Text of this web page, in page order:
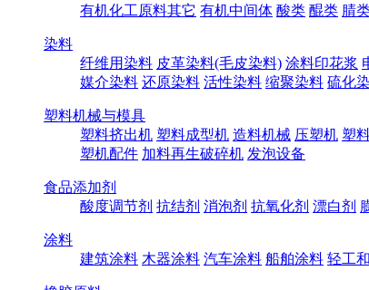
有机化工原料其它 有机中间体 酸类 醌类 腈
染料
纤维用染料 皮革染料(毛皮染料) 涂料印花浆
媒介染料 还原染料 活性染料 缩聚染料 硫化
塑料机械与模具
塑料挤出机 塑料成型机 造料机械 压塑机 塑
塑机配件 加料再生破碎机 发泡设备
食品添加剂
酸度调节剂 抗结剂 消泡剂 抗氧化剂 漂白剂
涂料
建筑涂料 木器涂料 汽车涂料 船舶涂料 轻工